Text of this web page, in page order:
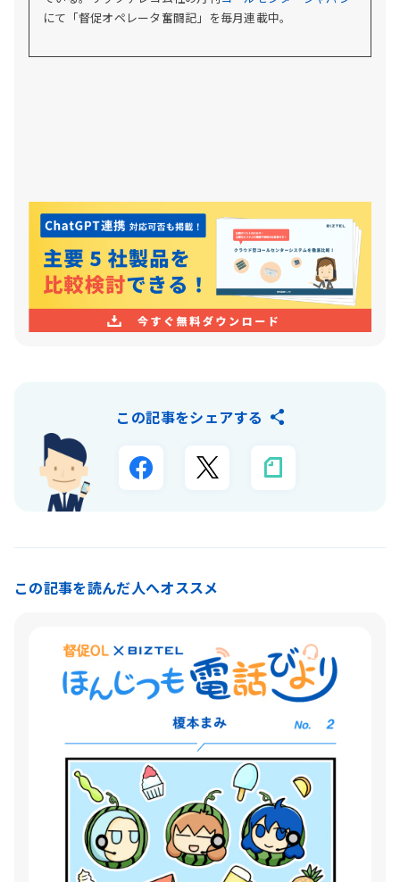
にて「督促オペレータ奮闘記」を毎月連載中。
この記事をシェアする
この記事を読んだ人へオススメ